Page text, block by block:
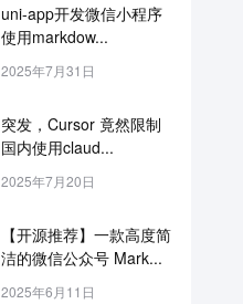
uni-app开发微信小程序
使用markdow...
2025年7月31日
突发，Cursor 竟然限制
国内使用claud...
2025年7月20日
【开源推荐】一款高度简
洁的微信公众号 Mark...
2025年6月11日